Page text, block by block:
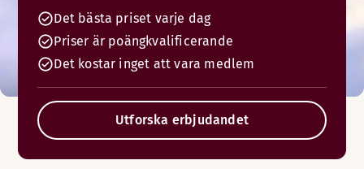
Det bästa priset varje dag
Priser är poängkvalificerande
Det kostar inget att vara medlem
Utforska erbjudandet